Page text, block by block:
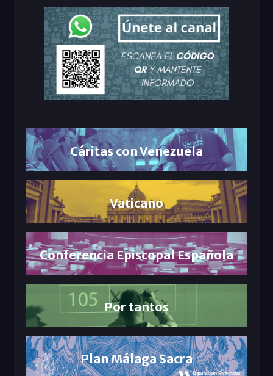
Cáritas con Venezuela
Vaticano
Conferencia Episcopal Española
Por tantos
Plan Málaga Sacra